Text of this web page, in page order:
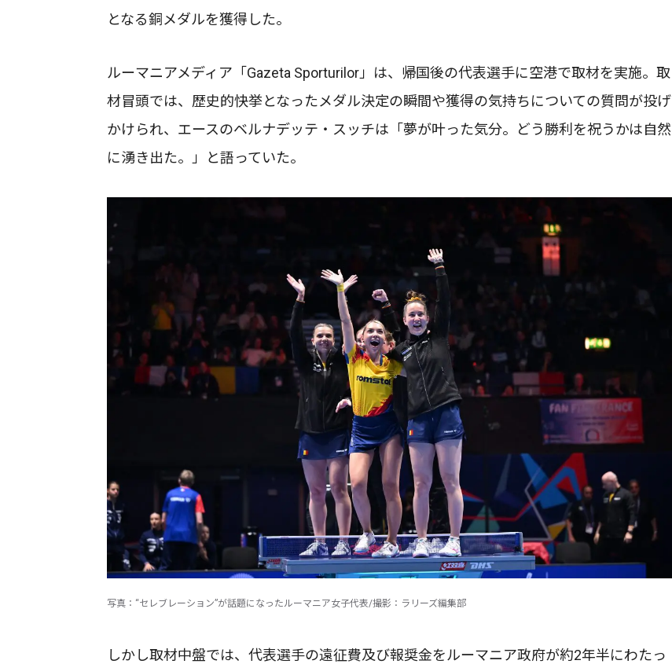
となる銅メダルを獲得した。
ルーマニアメディア「Gazeta Sporturilor」は、帰国後の代表選手に空港で取材を実施。取
材冒頭では、歴史的快挙となったメダル決定の瞬間や獲得の気持ちについての質問が投げ
かけられ、エースのベルナデッテ・スッチは「夢が叶った気分。どう勝利を祝うかは自然
に湧き出た。」と語っていた。
写真：“セレブレーション”が話題になったルーマニア女子代表/撮影：ラリーズ編集部
しかし取材中盤では、代表選手の遠征費及び報奨金をルーマニア政府が約2年半にわたっ